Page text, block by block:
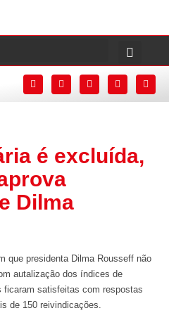
é excluída,
Dilma
que presidenta Dilma Rousseff não
autalização dos índices de
ficaram satisfeitas com respostas
de 150 reivindicações.